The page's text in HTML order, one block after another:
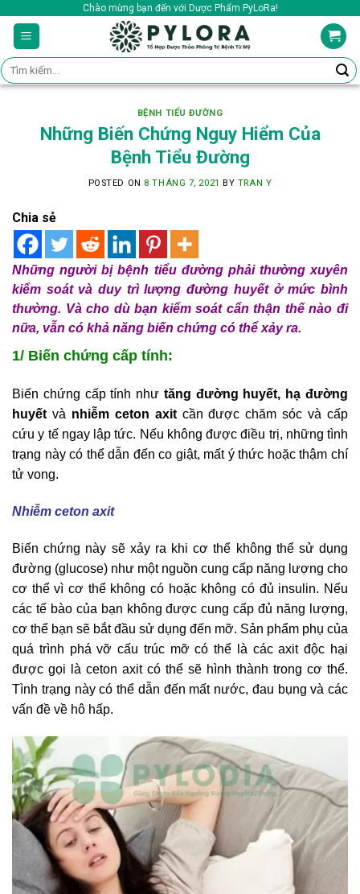
content
Chào mừng bạn đến với Dược Phẩm PyLoRa!
Tìm
kiếm:
BỆNH TIỂU ĐƯỜNG
Những Biến Chứng Nguy Hiểm Của
Bệnh Tiểu Đường
POSTED ON 8 THÁNG 7, 2021 BY TRAN Y
Chia sẻ
Những người bị bệnh tiểu đường phải thường xuyên
kiểm soát và duy trì lượng đường huyết ở mức bình
thường. Và cho dù bạn kiểm soát cẩn thận thế nào đi
nữa, vẫn có khả năng biến chứng có thể xảy ra.
1/ Biến chứng cấp tính:
Biến chứng cấp tính như tăng đường huyết, hạ đường
huyết và nhiễm ceton axitcần được chăm sóc và cấp
cứu y tế ngay lập tức. Nếu không được điều trị, những tình
trạng này có thể dẫn đến co giật, mất ý thức hoặc thậm chí
tử vong.
Nhiễm ceton axit
Biến chứng này sẽ xảy ra khi cơ thể không thể sử dụng
đường (glucose) như một nguồn cung cấp năng lượng cho
cơ thể vì cơ thể không có hoặc không có đủ insulin. Nếu
các tế bào của bạn không được cung cấp đủ năng lượng,
cơ thể bạn sẽ bắt đầu sử dụng đến mỡ. Sản phẩm phụ của
quá trình phá vỡ cấu trúc mỡ có thể là các axit độc hại
được gọi là ceton axit có thể sẽ hình thành trong cơ thể.
Tình trạng này có thể dẫn đến mất nước, đau bụng và các
vấn đề về hô hấp.